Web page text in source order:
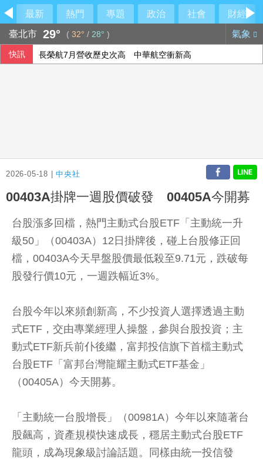
最新 熱門 專題 政治 社會
財經
臺北市 29° ( 32° / 28° ) 氣象
快訊 長榮航7月營收歷史次高 中華航空衝新高
2026-05-18 |中央社
00403A掛牌一週股價破發 00405A今開募
台股漲多回檔，熱門主動式台股ETF「主動統一升
級50」（00403A）12日掛牌後，碰上台股修正回
檔，00403A今天早盤股價最低殺至9.71元，跌破每
股發行價10元，一週跌幅近3%。
台股今年以來頻創新高，不少投資人選擇透過主動
式ETF，交由專業經理人操盤，參與台股投資；主
動式ETF新兵前仆後繼，富邦投信旗下首檔主動式
台股ETF「富邦台灣龍耀主動式ETF基金」
（00405A）今天開募。
「主動統一台股增長」（00981A）今年以來隨著台
股飆高，資產規模快速成長，穩居主動式台股ETF
龍頭，成為現象級討論話題。同樣由統一投信發